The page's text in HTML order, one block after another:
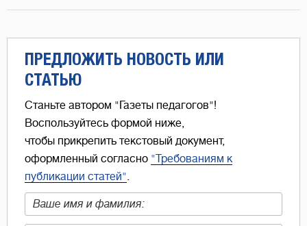
ПРЕДЛОЖИТЬ НОВОСТЬ ИЛИ
СТАТЬЮ
Станьте автором "Газеты педагогов"!
Воспользуйтесь формой ниже,
чтобы прикрепить текстовый документ,
оформленный согласно "Требованиям к
публикации статей".